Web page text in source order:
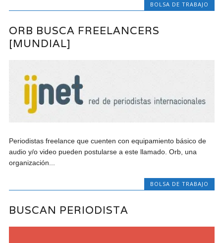
BOLSA DE TRABAJO
ORB BUSCA FREELANCERS
[MUNDIAL]
Periodistas freelance que cuenten con equipamiento básico de
audio y/o video pueden postularse a este llamado. Orb, una
organización...
BOLSA DE TRABAJO
BUSCAN PERIODISTA